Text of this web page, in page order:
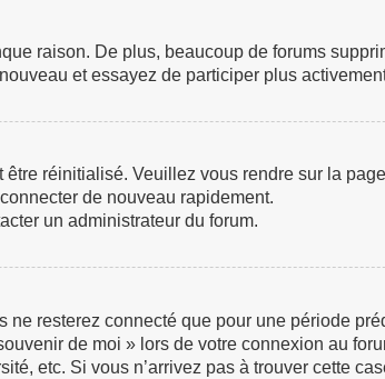
raison. De plus, beaucoup de forums
et essayez de participer plus
réinitialisé. Veuillez vous rendre sur la
de nouveau rapidement.
un administrateur du forum.
resterez connecté que pour une période
de moi » lors de votre connexion au
etc. Si vous n’arrivez pas à trouver cette